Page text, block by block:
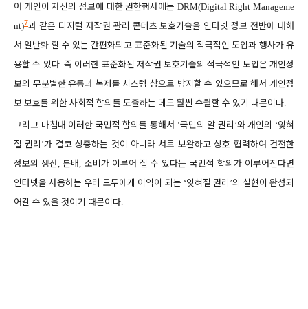
어 개인이 자신의 정보에 대한 권한행사에는 DRM(Digital Right Manageme
nt)7과 같은 디지털 저작권 관리 콘테츠 보호기술을 인터넷 정보 전반에 대해
서 일반화 할 수 있는 간편화되고 표준화된 기술의 적극적인 도입과 행사가 유
용할 수 있다. 즉 이러한 표준화된 저작권 보호기술의 적극적인 도입은 개인정
보의 무분별한 유통과 복제를 시스템 상으로 방지할 수 있으므로 해서 개인정
보 보호를 위한 사회적 합의를 도출하는 데도 훨씬 수월할 수 있기 때문이다.
그리고 마침내 이러한 국민적 합의를 통해서 ‘국민의 알 권리 ’와 개인의 ‘잊혀
질 권리 ’가 결코 상충하는 것이 아니라 서로 보완하고 상호 협력하여 건전한
정보의 생산, 분배, 소비가 이루어 질 수 있다는 국민적 합의가 이루어진다면
인터넷을 사용하는 우리 모두에게 이익이 되는 ‘잊혀질 권리 ’의 실현이 완성되
어갈 수 있을 것이기 때문이다.